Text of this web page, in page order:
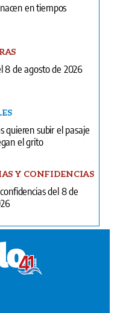
en tiempos
8 de agosto de 2026
quieren subir el pasaje
el grito
Y CONFIDENCIAS
del 8 de